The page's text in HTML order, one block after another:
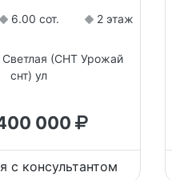
6.00 сот. 2 этаж
Светлая (СНТ Урожай
снт) ул
000
с консультантом